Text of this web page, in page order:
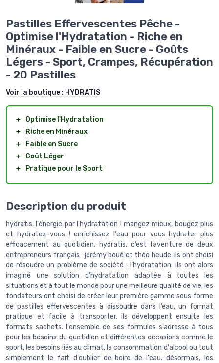
Pastilles Effervescentes Pêche -
Optimise l'Hydratation - Riche en
Minéraux - Faible en Sucre - Goûts
Légers - Sport, Crampes, Récupération
- 20 Pastilles
Voir la boutique : HYDRATIS
＋
Optimise l'Hydratation
＋
Riche en Minéraux
＋
Faible en Sucre
＋
Goût Léger
＋
Pratique pour le Sport
Description du produit
hydratis, l'énergie par l'hydratation ! mangez mieux, bougez plus
et hydratez-vous ! enrichissez l'eau pour vous hydrater plus
efficacement au quotidien. hydratis, c’est l’aventure de deux
entrepreneurs français : jérémy boué et théo heude. ils ont choisi
de résoudre un problème de société : l’hydratation. ils ont alors
imaginé une solution d’hydratation adaptée à toutes les
situations et à tout le monde pour une meilleure qualité de vie. les
fondateurs ont choisi de créer leur première gamme sous forme
de pastilles effervescentes à dissoudre dans l’eau, un format
pratique et facile à transporter. ils développent ensuite les
formats sachets. l'ensemble de ses formules s'adresse à tous
pour les besoins du quotidien et différentes occasions comme le
sport, les besoins liés au climat, la consommation d'alcool ou tout
simplement le fait d'oublier de boire de l'eau. désormais, les